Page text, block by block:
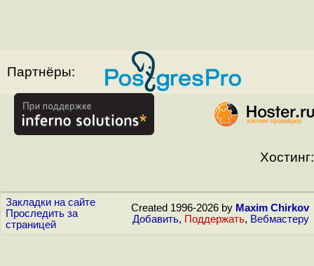
Партнёры:
Хостинг:
Закладки на сайте
Проследить за
страницей
Created 1996-2026 by Maxim Chirkov
Добавить, Поддержать, Вебмастеру